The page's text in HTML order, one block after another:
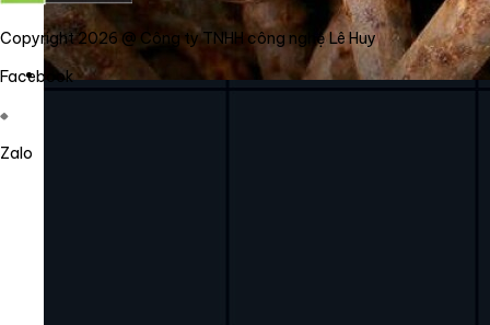
Copyright 2026 @ Công ty TNHH công nghệ Lê Huy
Facebook
Zalo